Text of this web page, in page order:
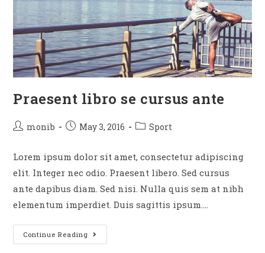
Praesent libro se cursus ante
monib May 3, 2016 Sport
Lorem ipsum dolor sit amet, consectetur adipiscing
elit. Integer nec odio. Praesent libero. Sed cursus
ante dapibus diam. Sed nisi. Nulla quis sem at nibh
elementum imperdiet. Duis sagittis ipsum.…
Continue Reading